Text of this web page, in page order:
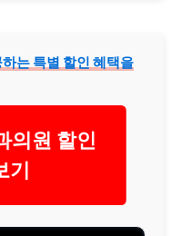
는 특별 할인 혜택을
의원 할인
기